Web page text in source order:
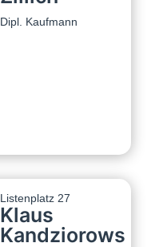
Dipl. Kaufmann
Listenplatz 27
Klaus
Kandziorows